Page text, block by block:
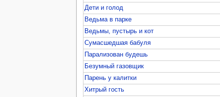
Дети и голод
Ведьма в парке
Ведьмы, пустырь и кот
Сумасшедшая бабуля
Парализован будешь
Безумный газовщик
Парень у калитки
Хитрый гость